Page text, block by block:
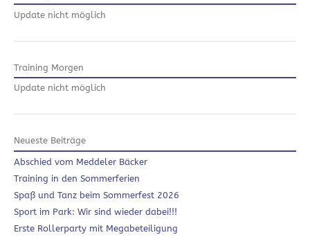
Update nicht möglich
Training Morgen
Update nicht möglich
Neueste Beiträge
Abschied vom Meddeler Bäcker
Training in den Sommerferien
Spaß und Tanz beim Sommerfest 2026
Sport im Park: Wir sind wieder dabei!!!
Erste Rollerparty mit Megabeteiligung